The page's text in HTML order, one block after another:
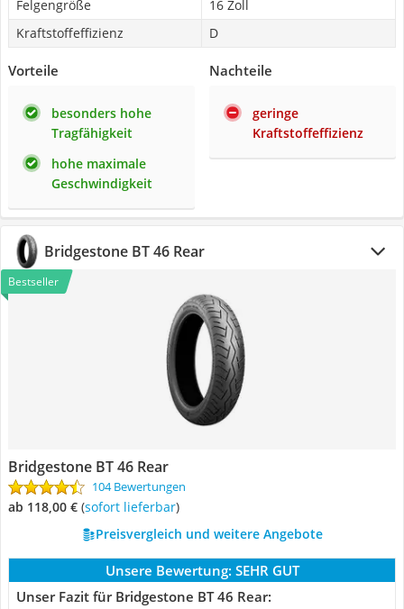
Felgengröße
16 Zoll
Kraftstoffeffizienz
D
Vorteile
besonders hohe
Tragfähigkeit
hohe maximale
Geschwindigkeit
Nachteile
geringe
Kraftstoffeffizienz
Bridgestone BT 46 Rear
Bestseller
Bridgestone BT 46 Rear
104 Bewertungen
ab 118,00 € ( Sofort lieferbar)
Preisvergleich und weitere Angebote
Unsere Bewertung: SEHR GUT
Unser Fazit für Bridgestone BT 46 Rear: